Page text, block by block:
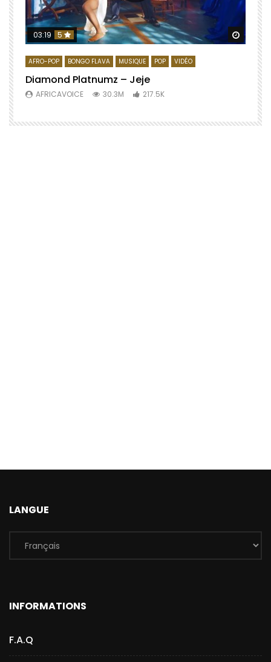
03:19 5
AFRO-POP BONGO FLAVA MUSIQUE POP VIDÉO
Diamond Platnumz – Jeje
AFRICAVOICE 30.3M 217.5K
LANGUE
INFORMATIONS
F.A.Q